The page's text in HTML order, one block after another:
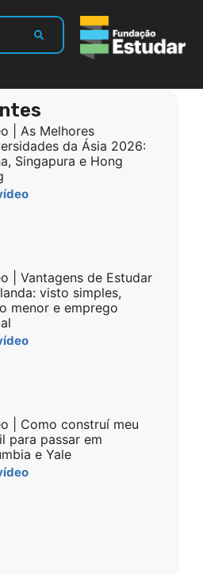
| As Melhores
da Ásia 2026:
Singapura e Hong
| Vantagens de Estudar
visto simples,
menor e emprego
| Como construí meu
para passar em
e Yale